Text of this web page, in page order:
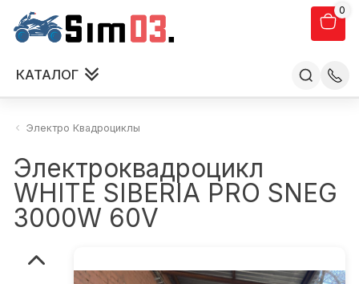
0
КАТАЛОГ
Электро Квадроциклы
Электроквадроцикл
WHITE SIBERIA PRO SNEG
3000W 60V